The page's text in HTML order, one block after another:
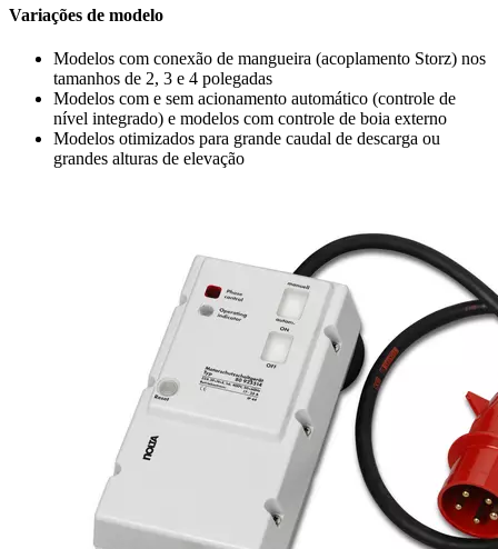
Variações de modelo
Modelos com conexão de mangueira (acoplamento Storz) nos
tamanhos de 2, 3 e 4 polegadas
Modelos com e sem acionamento automático (controle de
nível integrado) e modelos com controle de boia externo
Modelos otimizados para grande caudal de descarga ou
grandes alturas de elevação